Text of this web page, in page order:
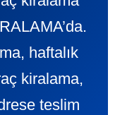
haftalık
kiralama,
teslim